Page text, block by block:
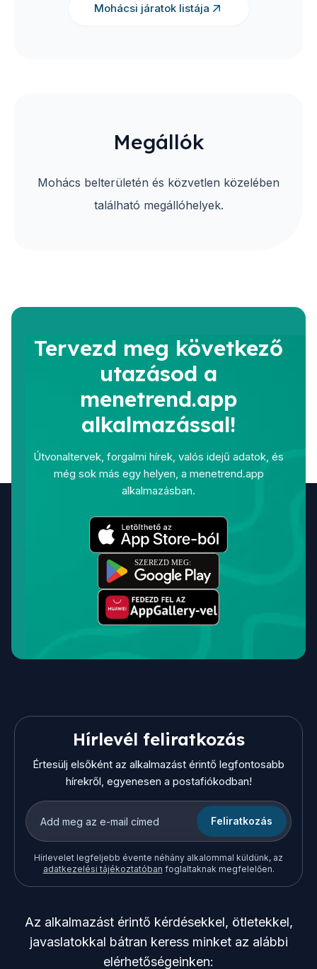
Mohácsi járatok listája
Megállók
Mohács belterületén és közvetlen közelében
található megállóhelyek.
Tervezd meg következő
utazásod a
menetrend.app
alkalmazással!
Útvonaltervek, forgalmi hírek, valós idejű adatok, és
még sok más egy helyen, a menetrend.app
alkalmazásban.
Hírlevél feliratkozás
Értesülj elsőként az alkalmazást érintő legfontosabb
hírekről, egyenesen a postafiókodban!
Feliratkozás
Hírlevelet legfeljebb évente néhány alkalommal küldünk, az
adatkezelési tájékoztatóban foglaltaknak megfelelően.
Az alkalmazást érintő kérdésekkel, ötletekkel,
javaslatokkal bátran keress minket az alábbi
elérhetőségeinken: